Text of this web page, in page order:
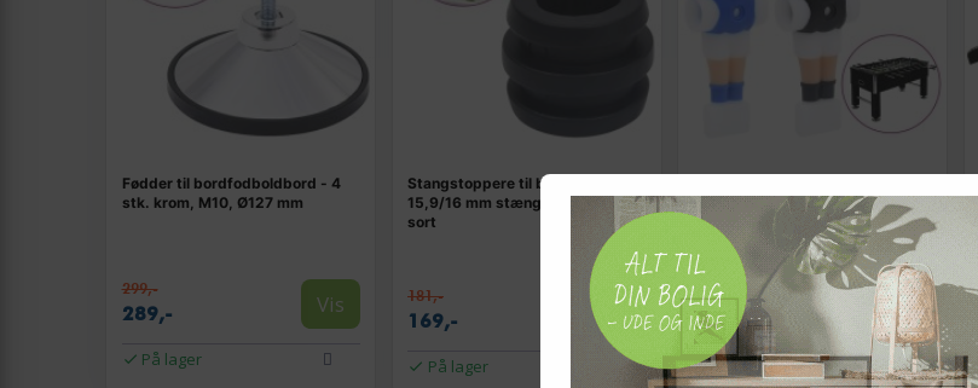
Fødder til bordfodboldbord - 4
stk. krom, M10, Ø127 mm
299,-
289,- Vis
På lager
Stangstoppere til bordfodbold -
15,9/16 mm stænger, 16 stk.,
sort
181,-
169,- Vis
På lager
stk. til 12,7 mm stang
296,-
259,- Vis
På lager